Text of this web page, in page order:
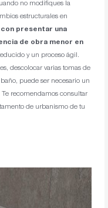
no modifiques la
estructurales en
presentar una
de obra menor en
y un proceso ágil.
descolocar varias tomas de
puede ser necesario un
recomendamos consultar
de urbanismo de tu